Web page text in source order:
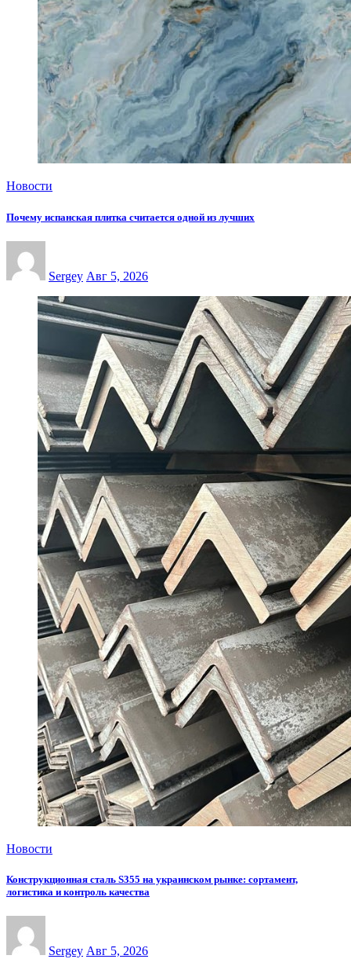
Новости
Почему испанская плитка считается одной из лучших
Sergey Авг 5, 2026
Новости
Конструкционная сталь S355 на украинском рынке: сортамент,
логистика и контроль качества
Sergey Авг 5, 2026